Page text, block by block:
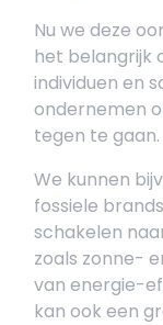
Nu we deze
het belangrijk
individuen en
ondernemen
tegen te gaan.
We kunnen
fossiele
schakelen
zoals zonne-
van energie-
kan ook een